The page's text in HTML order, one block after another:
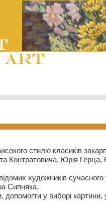
стилю класиків
Контратовича, Юрія
художників
Сипняка.
у виборі картини,